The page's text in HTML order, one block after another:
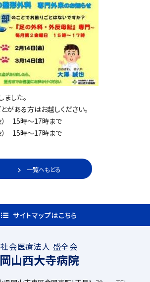
した。
がある方はお越しください。
） 15時～17時まで
） 15時～17時まで
一覧へもどる
サイトマップはこちら
社会医療法人 盛全会
岡山西大寺病院